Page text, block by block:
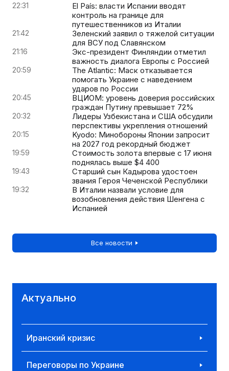
22:31
El País: власти Испании вводят
контроль на границе для
путешественников из Италии
21:42
Зеленский заявил о тяжелой ситуации
для ВСУ под Славянском
21:16
Экс-президент Финляндии отметил
важность диалога Европы с Россией
20:59
The Atlantic: Маск отказывается
помогать Украине с наведением
ударов по России
20:45
ВЦИОМ: уровень доверия российских
граждан Путину превышает 72%
20:32
Лидеры Узбекистана и США обсудили
перспективы укрепления отношений
20:15
Kyodo: Минобороны Японии запросит
на 2027 год рекордный бюджет
19:59
Стоимость золота впервые с 17 июня
поднялась выше $4 400
19:43
Старший сын Кадырова удостоен
звания Героя Чеченской Республики
19:32
В Италии назвали условие для
возобновления действия Шенгена с
Испанией
Все новости
Актуально
Иранский кризис
Переговоры по Украине